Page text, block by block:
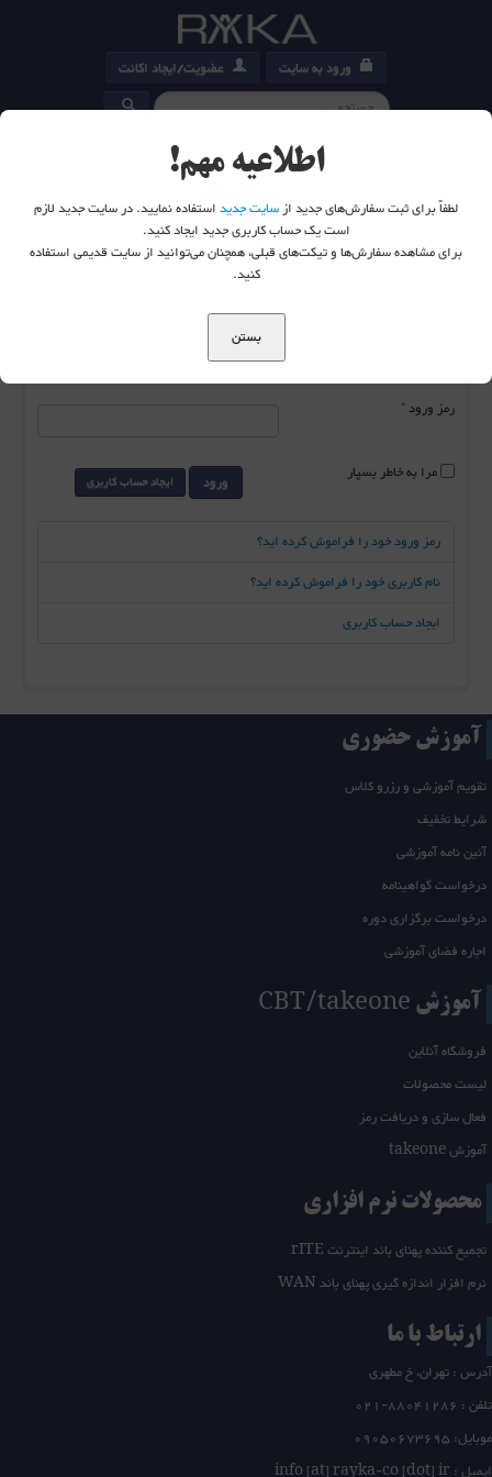
ورود به سایت عضویت/ایجاد اکانت
کارت خرید
شما اینجا هستید:خانه ورود به سایت
رمز ورود *
مرا به خاطر بسپار ورود ایجاد حساب کاربری
رمز ورود خود را فراموش کرده اید؟
نام کاربری خود را فراموش کرده اید؟
ایجاد حساب کاربری
آموزش حضوری
تقویم آموزشی و رزرو کلاس
شرایط تخفیف
آئین نامه آموزشی
درخواست گواهینامه
درخواست برگزاری دوره
اجاره فضای آموزشی
آموزش CBT/takeone
فروشگاه آنلاین
لیست محصولات
فعال سازی و دریافت رمز
آموزش takeone
محصولات نرم افزاری
تجمیع کننده پهنای باند اینترنت rITE
نرم افزار اندازه گیری پهنای باند WAN
ارتباط با ما
آدرس : تهران، خ مطهری
تلفن : 21-88041286
0
موبایل: 09050673695
ایمیل : info [at] rayka-co [dot] ir
اطلاعیه مهم!
لطفاً برای ثبت سفارش‌های جدید ازسایت جدیداستفاده نمایید. در سایت جدید لازم
است یک حساب کاربری جدید ایجاد کنید.
برای مشاهده سفارش‌ها و تیکت‌های قبلی، همچنان می‌توانید از سایت قدیمی استفاده
کنید.
بستن